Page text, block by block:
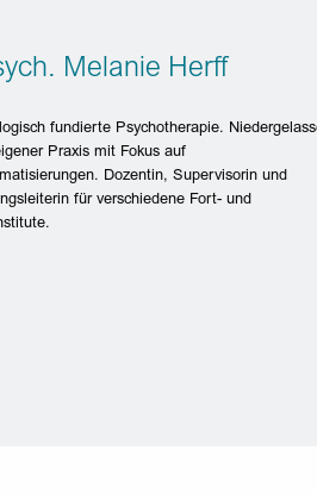
Melanie Herff
fundierte Psychotherapie.
Praxis mit Fokus auf
Dozentin, Supervisorin und
für verschiedene Fort- und